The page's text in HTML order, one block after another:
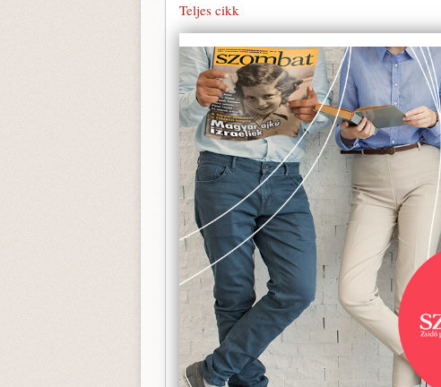
Teljes cikk